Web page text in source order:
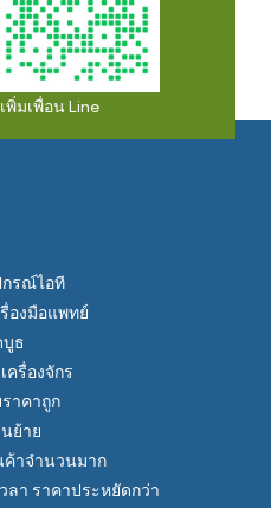
เพิ่มเพื่อน Line
กรณ์ไอที
องมือแพทย์
บูธ
ครื่องจักร
าคาถูก
ย้าย
ค้าจำนวนมาก
ลา ราคาประหยัดกว่า